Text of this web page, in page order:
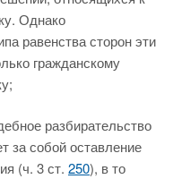
Однако
равенства сторон эти
гражданскому
разбирательство
за собой оставление
(ч. 3 ст. 250), в то